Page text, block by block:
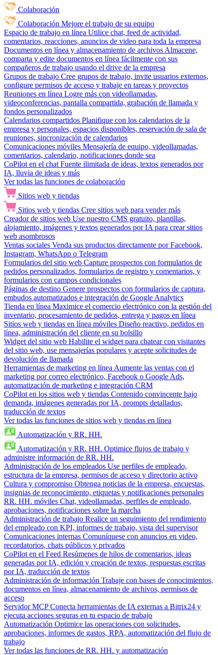
Colaboración
Colaboración Mejore el trabajo de su equipo
Espacio de trabajo en línea Utilice chat, feed de actividad,
comentarios, reacciones, anuncios de video para toda la empresa
Documentos en línea y almacenamiento de archivos Almacene,
comparta y edite documentos en línea fácilmente con sus
compañeros de trabajo usando el drive de la empresa
Grupos de trabajo Cree grupos de trabajo, invite usuarios externos,
configure permisos de acceso y trabaje en tareas y proyectos
Reuniones en línea Logre más con videollamadas,
videoconferencias, pantalla compartida, grabación de llamada y
fondos personalizados
Calendarios compartidos Planifique con los calendarios de la
empresa y personales, espacios disponibles, reservación de sala de
reuniones, sincronización de calendarios
Comunicaciones móviles Mensajería de equipo, videollamadas,
comentarios, calendario, notificaciones donde sea
CoPilot en el chat Fuente ilimitada de ideas, textos generados por
IA, lluvia de ideas y más
Ver todas las funciones de colaboración
Sitios web y tiendas
Sitios web y tiendas Cree sitios web para vender más
Creador de sitios web Use nuestro CMS gratuito, plantillas,
alojamiento, imágenes y textos generados por IA para crear sitios
web asombrosos
Ventas sociales Venda sus productos directamente por Facebook,
Instagram, WhatsApp o Telegram
Formularios del sitio web Capture prospectos con formularios de
pedidos personalizados, formularios de registro y comentarios, y
formularios con campos condicionales
Páginas de destino Genere prospectos con formularios de captura,
embudos automatizados e integración de Google Analytics
Tienda en línea Maximice el comercio electrónico con la gestión del
inventario, procesamiento de pedidos, entrega y pagos en línea
Sitios web y tiendas en línea móviles Diseño reactivo, pedidos en
línea, administración del cliente en su bolsillo
Widget del sitio web Habilite el widget para chatear con visitantes
del sitio web, use mensajerías populares y acepte solicitudes de
devolución de llamada
Herramientas de marketing en línea Aumente las ventas con el
marketing por correo electrónico, Facebook o Google Ads,
automatización de marketing e integración CRM
CoPilot en los sitios web y tiendas Contenido convincente bajo
demanda, imágenes generadas por IA, prompts detallados,
traducción de textos
Ver todas las funciones de sitios web y tiendas en línea
Automatización y RR. HH.
Automatización y RR. HH. Optimice flujos de trabajo y
administre información de RR. HH.
Administración de los empleados Use perfiles de empleado,
estructura de la empresa, permisos de acceso y directorio activo
Cultura y compromiso Obtenga noticias de la empresa, encuestas,
insignias de reconocimiento, etiquetas y notificaciones personales
RR. HH. móviles Chat, videollamadas, perfiles de empleado,
aprobaciones, notificaciones sobre la marcha
Administración de trabajo Realice un seguimiento del rendimiento
del empleado con KPI, informes de trabajo, vista del supervisor
Comunicaciones internas Comuníquese con anuncios en video,
recordatorios, chats públicos y privados
CoPilot en el Feed Resúmenes de hilos de comentarios, ideas
generadas por IA, edición y creación de textos, respuestas escritas
por IA, traducción de textos
Administración de información Trabaje con bases de conocimientos,
documentos en línea, almacenamiento de archivos, permisos de
acceso
Servidor MCP Conecta herramientas de IA externas a Bitrix24 y
ejecuta acciones seguras en tu espacio de trabajo
Automatización Optimice las operaciones con solicitudes,
aprobaciones, informes de gastos, RPA, automatización del flujo de
trabajo
Ver todas las funciones de RR. HH. y automatización